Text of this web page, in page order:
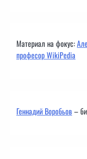
Материал на фокус:
професор WikiPedia
Геннадий Воробьов–